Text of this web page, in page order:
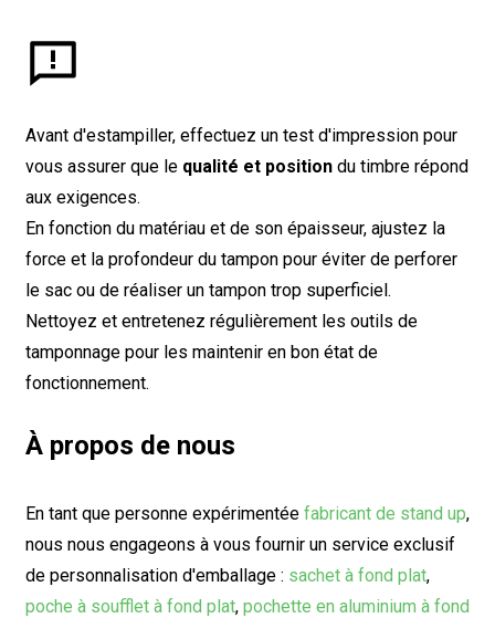
Avant d'estampiller, effectuez un test d'impression pour
vous assurer que le qualité et positiondu timbre répond
aux exigences.
En fonction du matériau et de son épaisseur, ajustez la
force et la profondeur du tampon pour éviter de perforer
le sac ou de réaliser un tampon trop superficiel.
Nettoyez et entretenez régulièrement les outils de
tamponnage pour les maintenir en bon état de
fonctionnement.
À propos de nous
En tant que personne expérimentée fabricant de stand up,
nous nous engageons à vous fournir un service exclusif
de personnalisation d'emballage : sachet à fond plat,
poche à soufflet à fond plat, pochette en aluminium à fond